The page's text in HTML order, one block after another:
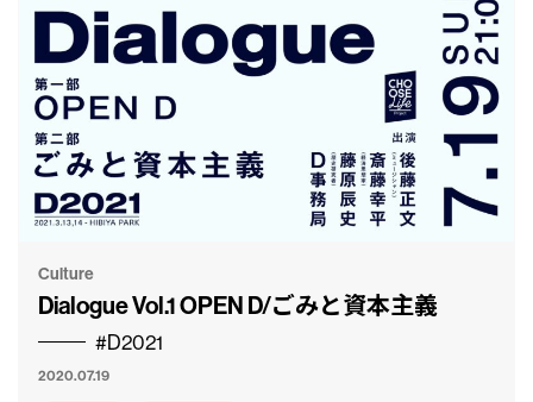
Culture
Dialogue Vol.1 OPEN D/ごみと資本主義
#D2021
2020.07.19